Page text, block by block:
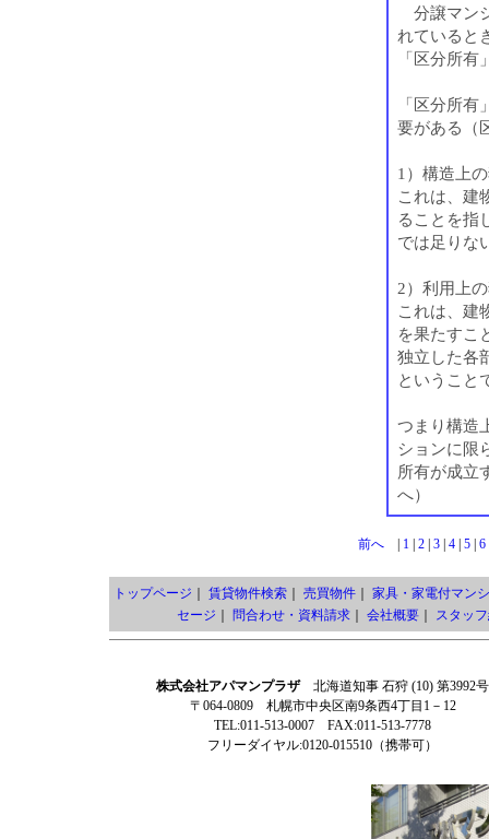
分譲マン
れていると
「区分所有
「区分所
要がある（
1）構造上
これは、建
ることを指
では足りな
2）利用上
これは、建
を果たすこ
独立した各
ということ
つまり構造
ションに限
所有が成立
へ）
前へ 1 2 3 4 5 6
トップページ 賃貸物件検索｜ 売買物件｜ 家具・家電付マン
セージ
問合わせ・資料請求｜ 会社概要｜ スタッ
株式会社アパマンプラザ北海道知事 石狩 (10) 第3992号
〒064-0809 札幌市中央区南9条西4丁目1－12
TEL:011-513-0007 FAX:011-513-7778
フリーダイヤル:0120-015510（携帯可）